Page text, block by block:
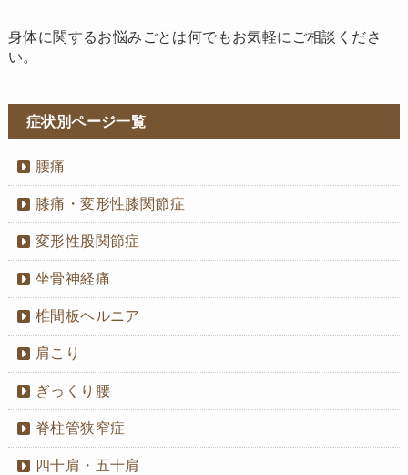
身体に関するお悩みごとは何でもお気軽にご相談くださ
い。
症状別ページ一覧
腰痛
膝痛・変形性膝関節症
変形性股関節症
坐骨神経痛
椎間板ヘルニア
肩こり
ぎっくり腰
脊柱管狭窄症
四十肩・五十肩